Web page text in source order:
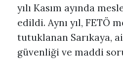
yılı Kasım ayında
edildi. Aynı yıl, FETÖ
tutuklanan Sarıkaya,
güvenliği ve maddi